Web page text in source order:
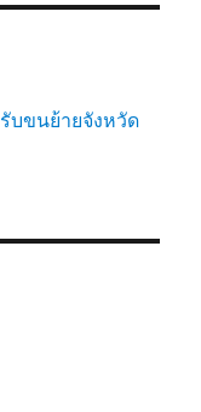
รับขนย้ายจังหวัด